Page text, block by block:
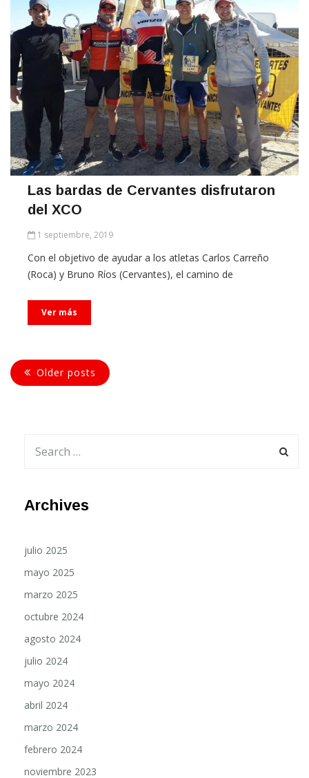
Las bardas de Cervantes disfrutaron
del XCO
1 septiembre, 2019
Con el objetivo de ayudar a los atletas Carlos Carreño
(Roca) y Bruno Ríos (Cervantes), el camino de
Ver más
Older posts
Archives
julio 2025
mayo 2025
marzo 2025
octubre 2024
agosto 2024
julio 2024
mayo 2024
abril 2024
marzo 2024
febrero 2024
noviembre 2023